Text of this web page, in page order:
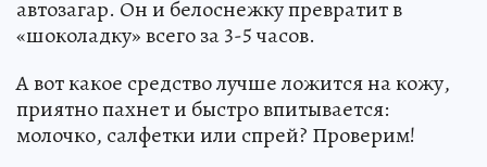
автозагар. Он и белоснежку превратит в
«шоколадку» всего за 3-5 часов.
А вот какое средство лучше ложится на кожу,
приятно пахнет и быстро впитывается:
молочко, салфетки или спрей? Проверим!